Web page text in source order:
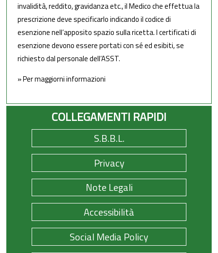
invalidità, reddito, gravidanza etc., il Medico che effettua la
prescrizione deve specificarlo indicando il codice di
esenzione nell’apposito spazio sulla ricetta. I certificati di
esenzione devono essere portati con sé ed esibiti, se
richiesto dal personale dell’ASST.
» Per maggiorni informazioni
COLLEGAMENTI RAPIDI
S.B.B.L.
Privacy
Note Legali
Accessibilità
Social Media Policy